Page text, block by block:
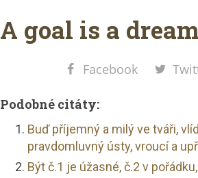
A goal is a
Facebook
Podobné citáty:
Buď příjemný a milý ve tváři,
pravdomluvný ústy, vroucí a
Být č.1 je úžasné, č.2 v